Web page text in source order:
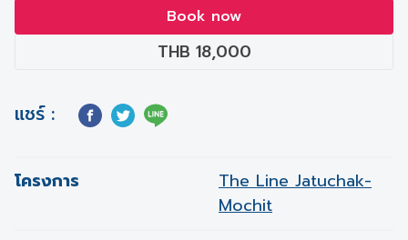
Book now
THB 18,000
แชร์ :
โครงการ
The Line Jatuchak-
Mochit